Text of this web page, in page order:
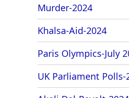
Murder-2024
Khalsa-Aid-2024
Paris Olympics-July
UK Parliament Polls-